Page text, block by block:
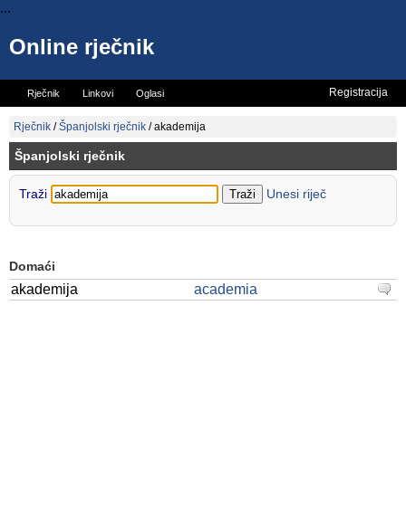
...
Online rječnik
Rječnik Linkovi Oglasi
Vicevi
Registracija
Rječnik /Španjolski rječnik /akademija
Španjolski rječnik
Traži Unesi riječ
Domaći
akademija academia